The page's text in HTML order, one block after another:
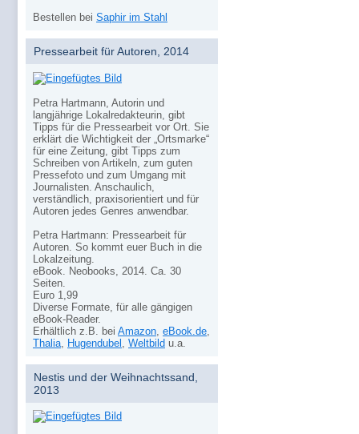
Bestellen bei Saphir im Stahl
Pressearbeit für Autoren, 2014
Petra Hartmann, Autorin und
langjährige Lokalredakteurin, gibt
Tipps für die Pressearbeit vor Ort. Sie
erklärt die Wichtigkeit der „Ortsmarke“
für eine Zeitung, gibt Tipps zum
Schreiben von Artikeln, zum guten
Pressefoto und zum Umgang mit
Journalisten. Anschaulich,
verständlich, praxisorientiert und für
Autoren jedes Genres anwendbar.
Petra Hartmann: Pressearbeit für
Autoren. So kommt euer Buch in die
Lokalzeitung.
eBook. Neobooks, 2014. Ca. 30
Seiten.
Euro 1,99
Diverse Formate, für alle gängigen
eBook-Reader.
Erhältlich z.B. bei Amazon eBook.de
Thalia Hugendubel Weltbild u.a.
Nestis und der Weihnachtssand,
2013